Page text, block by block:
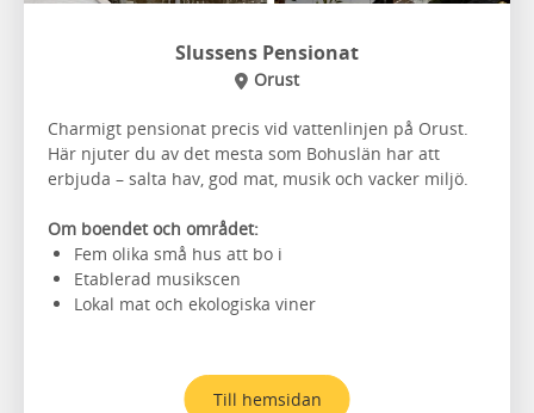
Slussens Pensionat
Orust
Charmigt pensionat precis vid vattenlinjen på Orust.
Här njuter du av det mesta som Bohuslän har att
erbjuda – salta hav, god mat, musik och vacker miljö.
Om boendet och området:
Fem olika små hus att bo i
Etablerad musikscen
Lokal mat och ekologiska viner
Till hemsidan